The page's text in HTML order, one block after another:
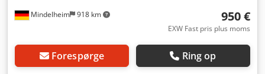
Mindelheim 918 km 950 €
EXW Fast pris plus moms
Forespørge Ring op